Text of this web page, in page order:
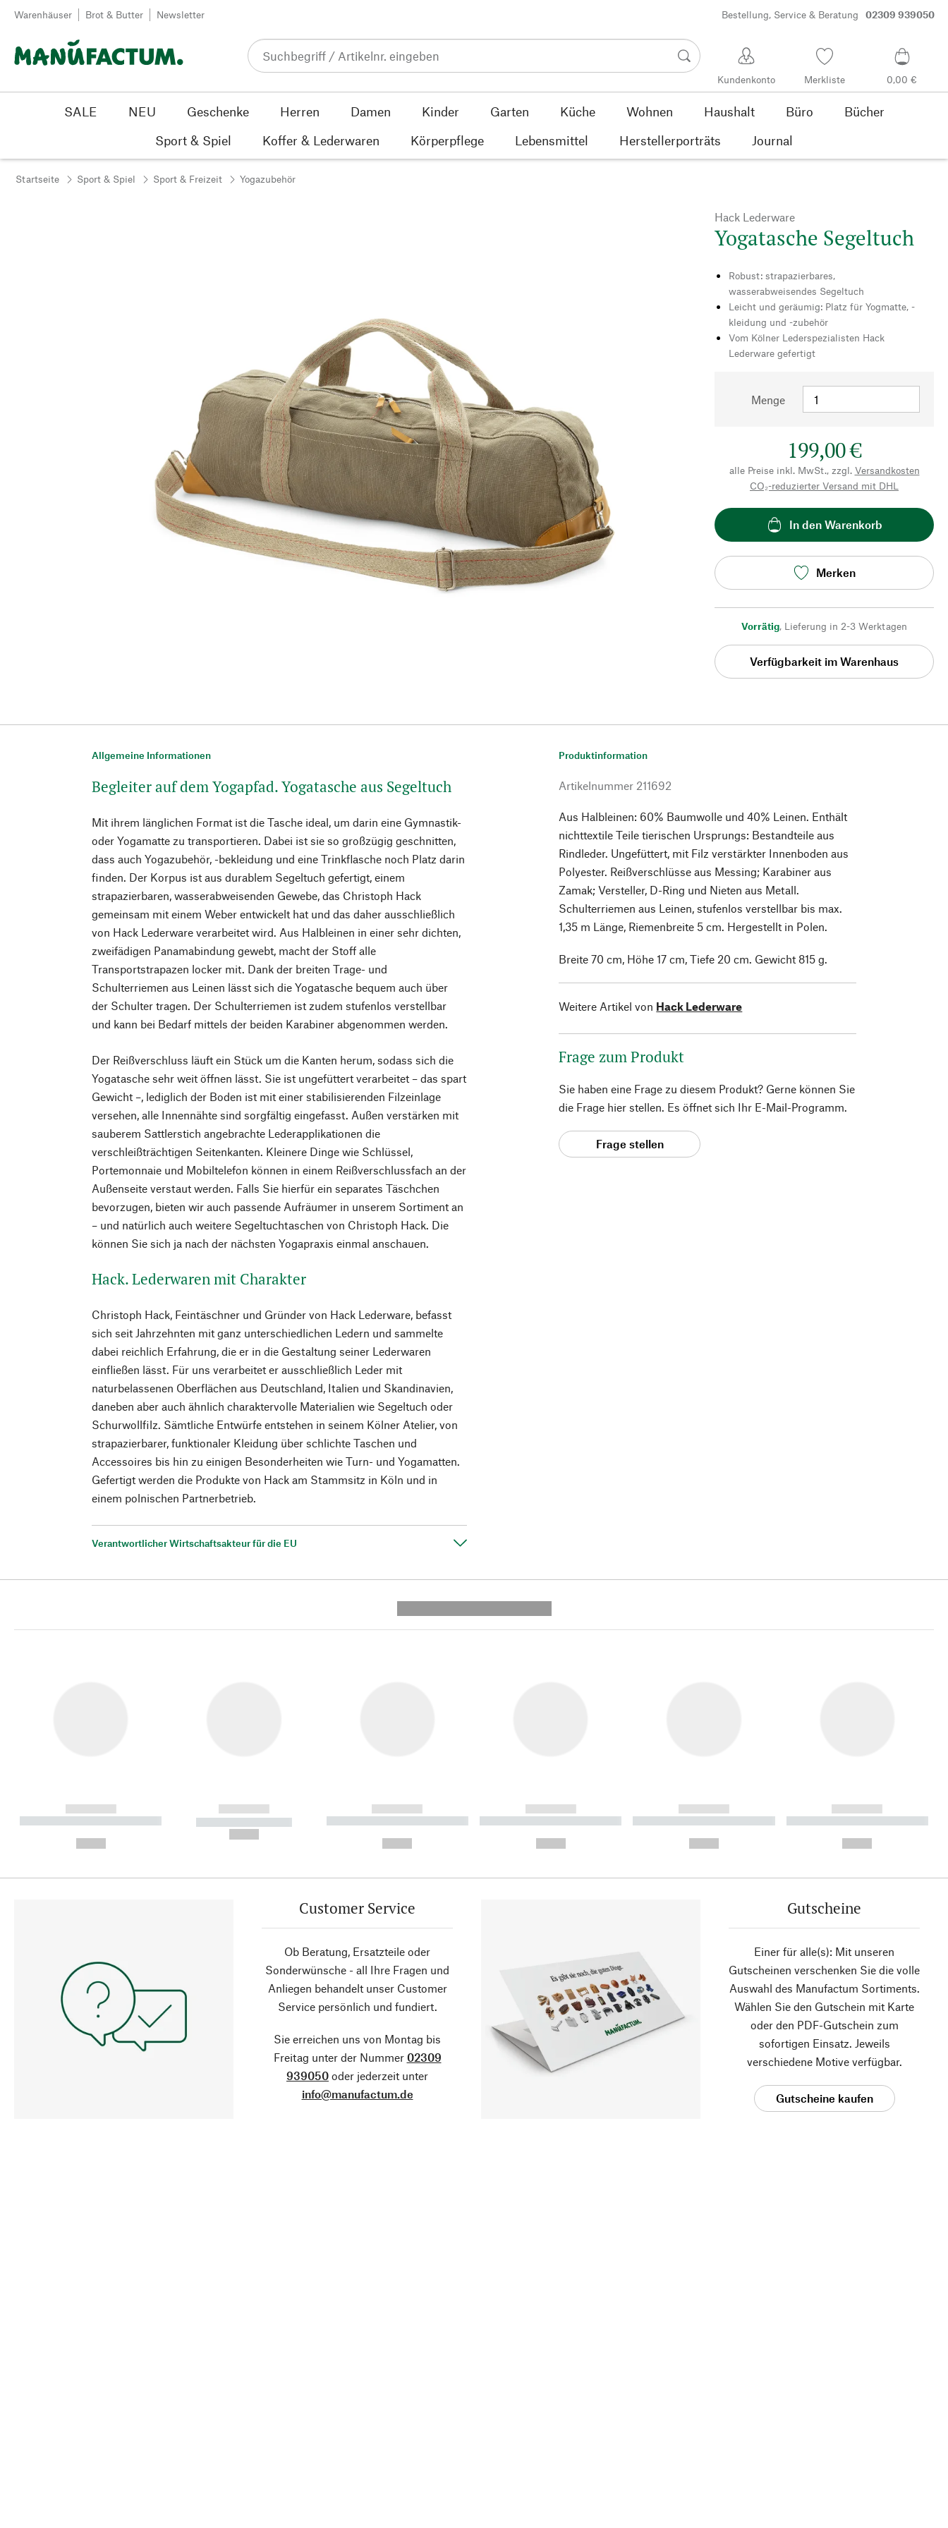
Zum Inhalt springen
Warenhäuser Brot & Butter Newsletter Bestellung, Service & Beratung 02309 939050
Kundenkonto Merkliste 0,00 €
SALE NEU Geschenke Herren Damen Kinder Garten Küche Wohnen Haushalt Büro
Bücher
Sport & Spiel
Koffer & Lederwaren Körperpflege Lebensmittel Herstellerporträts Journal
Startseite Sport & Spiel Sport & Freizeit Yogazubehör
Hack Lederware
Yogatasche Segeltuch
Robust: strapazierbares,
wasserabweisendes Segeltuch
Leicht und geräumig: Platz für Yogmatte, -
kleidung und -zubehör
Vom Kölner Lederspezialisten Hack
Lederware gefertigt
Menge
199,00 €
alle Preise inkl. MwSt., zzgl. Versandkosten
CO₂-reduzierter Versand mit DHL
In den Warenkorb
Merken
Vorrätig, Lieferung in 2-3 Werktagen
Verfügbarkeit im Warenhaus
Allgemeine Informationen
Begleiter auf dem Yogapfad. Yogatasche aus Segeltuch
Mit ihrem länglichen Format ist die Tasche ideal, um darin eine Gymnastik-
oder Yogamatte zu transportieren. Dabei ist sie so großzügig geschnitten,
dass auch Yogazubehör, -bekleidung und eine Trinkflasche noch Platz darin
finden. Der Korpus ist aus durablem Segeltuch gefertigt, einem
strapazierbaren, wasserabweisenden Gewebe, das Christoph Hack
gemeinsam mit einem Weber entwickelt hat und das daher ausschließlich
von Hack Lederware verarbeitet wird. Aus Halbleinen in einer sehr dichten,
zweifädigen Panamabindung gewebt, macht der Stoff alle
Transportstrapazen locker mit. Dank der breiten Trage- und
Schulterriemen aus Leinen lässt sich die Yogatasche bequem auch über
der Schulter tragen. Der Schulterriemen ist zudem stufenlos verstellbar
und kann bei Bedarf mittels der beiden Karabiner abgenommen werden.
Der Reißverschluss läuft ein Stück um die Kanten herum, sodass sich die
Yogatasche sehr weit öffnen lässt. Sie ist ungefüttert verarbeitet – das spart
Gewicht –, lediglich der Boden ist mit einer stabilisierenden Filzeinlage
versehen, alle Innennähte sind sorgfältig eingefasst. Außen verstärken mit
sauberem Sattlerstich angebrachte Lederapplikationen die
verschleißträchtigen Seitenkanten. Kleinere Dinge wie Schlüssel,
Portemonnaie und Mobiltelefon können in einem Reißverschlussfach an der
Außenseite verstaut werden. Falls Sie hierfür ein separates Täschchen
bevorzugen, bieten wir auch passende Aufräumer in unserem Sortiment an
– und natürlich auch weitere Segeltuchtaschen von Christoph Hack. Die
können Sie sich ja nach der nächsten Yogapraxis einmal anschauen.
Hack. Lederwaren mit Charakter
Christoph Hack, Feintäschner und Gründer von Hack Lederware, befasst
sich seit Jahrzehnten mit ganz unterschiedlichen Ledern und sammelte
dabei reichlich Erfahrung, die er in die Gestaltung seiner Lederwaren
einfließen lässt. Für uns verarbeitet er ausschließlich Leder mit
naturbelassenen Oberflächen aus Deutschland, Italien und Skandinavien,
daneben aber auch ähnlich charaktervolle Materialien wie Segeltuch oder
Schurwollfilz. Sämtliche Entwürfe entstehen in seinem Kölner Atelier, von
strapazierbarer, funktionaler Kleidung über schlichte Taschen und
Accessoires bis hin zu einigen Besonderheiten wie Turn- und Yogamatten.
Gefertigt werden die Produkte von Hack am Stammsitz in Köln und in
einem polnischen Partnerbetrieb.
Verantwortlicher Wirtschaftsakteur für die EU
Produktinformation
Artikelnummer 211692
Aus Halbleinen: 60% Baumwolle und 40% Leinen. Enthält
nichttextile Teile tierischen Ursprungs: Bestandteile aus
Rindleder. Ungefüttert, mit Filz verstärkter Innenboden aus
Polyester. Reißverschlüsse aus Messing; Karabiner aus
Zamak; Versteller, D-Ring und Nieten aus Metall.
Schulterriemen aus Leinen, stufenlos verstellbar bis max.
1,35 m Länge, Riemenbreite 5 cm. Hergestellt in Polen.
Breite 70 cm, Höhe 17 cm, Tiefe 20 cm. Gewicht 815 g.
Weitere Artikel von Hack Lederware
Frage zum Produkt
Sie haben eine Frage zu diesem Produkt? Gerne können Sie
die Frage hier stellen. Es öffnet sich Ihr E-Mail-Programm.
Frage stellen
------------
----------- ----------- ----------
------------
----------- -----------
------------
----------- ----------- ----------
------------
----------- ----------- ----------
------------
----------- ----------- ----------
------------
----------- ----------- ----------
Customer Service
Ob Beratung, Ersatzteile oder
Sonderwünsche - all Ihre Fragen und
Anliegen behandelt unser Customer
Service persönlich und fundiert.
Sie erreichen uns von Montag bis
Freitag unter der Nummer 02309
939050 oder jederzeit unter
info@manufactum.de
Gutscheine
Einer für alle(s): Mit unseren
Gutscheinen verschenken Sie die volle
Auswahl des Manufactum Sortiments.
Wählen Sie den Gutschein mit Karte
oder den PDF-Gutschein zum
sofortigen Einsatz. Jeweils
verschiedene Motive verfügbar.
Gutscheine kaufen